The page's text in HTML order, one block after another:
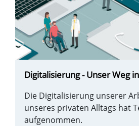
Digitalisierung - Unser Weg
Die Digitalisierung unserer
unseres privaten Alltags hat
aufgenommen.